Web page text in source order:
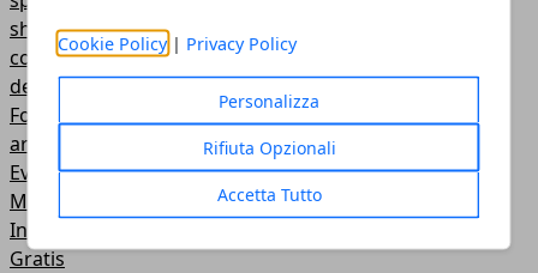
Cookie Policy | Privacy Policy
Personalizza
Rifiuta Opzionali
Accetta Tutto
shopping
concerti
degustazione
Fotografia
archeologia
Eventi
Mostre
Incontri Culturali
Gratis